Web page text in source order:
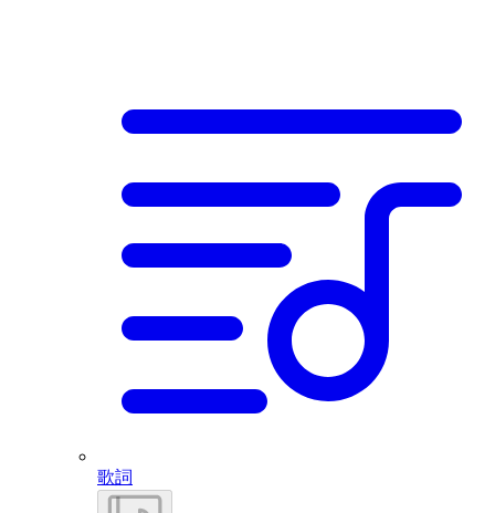
歌詞